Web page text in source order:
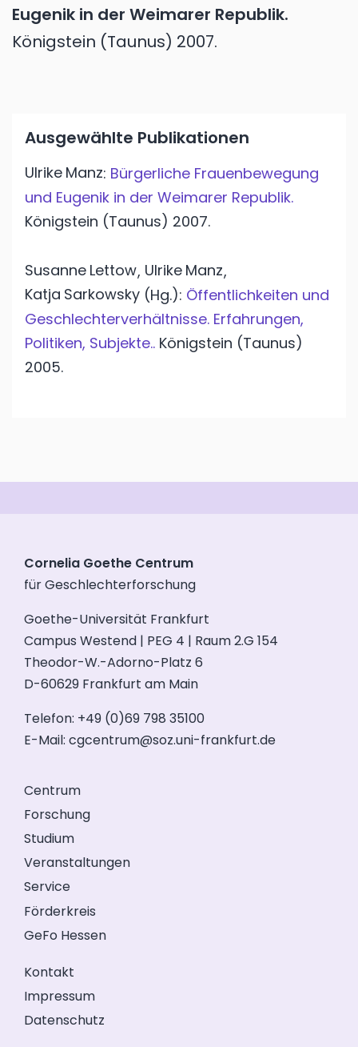
Eugenik in der Weimarer Republik.
Königstein (Taunus) 2007.
Ausgewählte Publikationen
Ulrike Manz: Bürgerliche Frauenbewegung
und Eugenik in der Weimarer Republik.
Königstein (Taunus) 2007.
Susanne Lettow, Ulrike Manz,
Katja Sarkowsky (Hg.): Öffentlichkeiten und
Geschlechterverhältnisse. Erfahrungen,
Politiken, Subjekte.. Königstein (Taunus)
2005.
Cornelia Goethe Centrum
für Geschlechterforschung
Goethe-Universität Frankfurt
Campus Westend | PEG 4 | Raum 2.G 154
Theodor-W.-Adorno-Platz 6
D-60629 Frankfurt am Main
Telefon: +49 (0)69 798 35100
E-Mail: cgcentrum@soz.uni-frankfurt.de
Centrum
Forschung
Studium
Veranstaltungen
Service
Förderkreis
GeFo Hessen
Kontakt
Impressum
Datenschutz